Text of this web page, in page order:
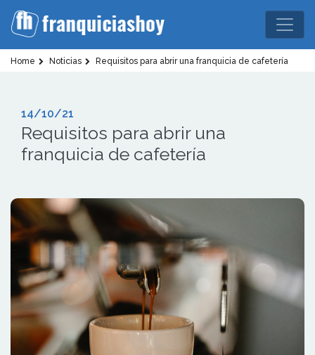
Home Noticias Requisitos para abrir una franquicia de cafetería
14/10/21
Requisitos para abrir una
franquicia de cafetería